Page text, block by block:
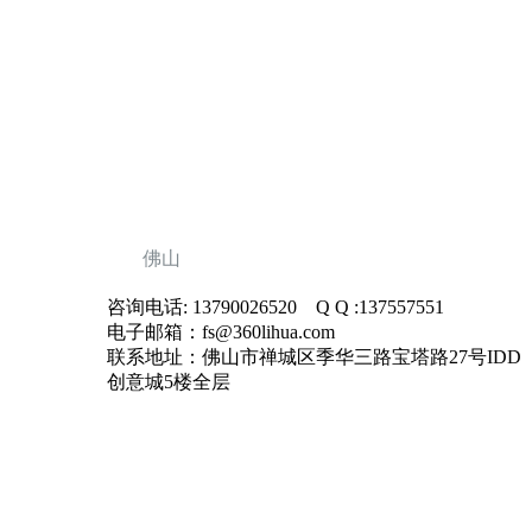
佛山
咨询电话: 13790026520 Q Q :137557551
电子邮箱：fs@360lihua.com
联系地址：佛山市禅城区季华三路宝塔路27号IDD
创意城5楼全层